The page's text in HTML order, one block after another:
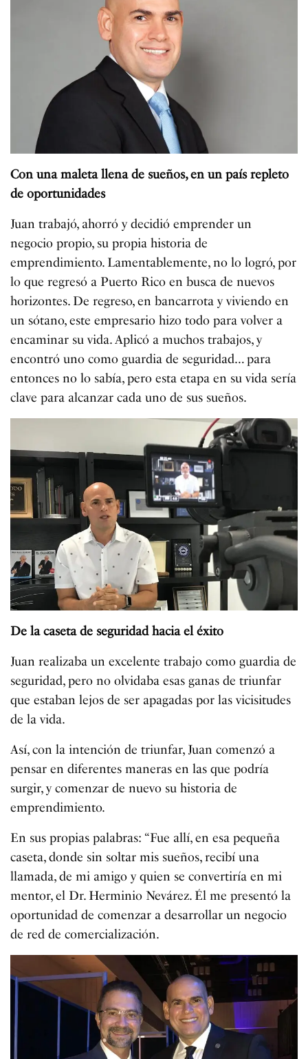
Con una maleta llena de sueños, en un país repleto
de oportunidades
Juan trabajó, ahorró y decidió emprender un
negocio propio, su propia historia de
emprendimiento. Lamentablemente, no lo logró, por
lo que regresó a Puerto Rico en busca de nuevos
horizontes. De regreso, en bancarrota y viviendo en
un sótano, este empresario hizo todo para volver a
encaminar su vida. Aplicó a muchos trabajos, y
encontró uno como guardia de seguridad… para
entonces no lo sabía, pero esta etapa en su vida sería
clave para alcanzar cada uno de sus sueños.
De la caseta de seguridad hacia el éxito
Juan realizaba un excelente trabajo como guardia de
seguridad, pero no olvidaba esas ganas de triunfar
que estaban lejos de ser apagadas por las vicisitudes
de la vida.
Así, con la intención de triunfar, Juan comenzó a
pensar en diferentes maneras en las que podría
surgir, y comenzar de nuevo su historia de
emprendimiento.
En sus propias palabras: “Fue allí, en esa pequeña
caseta, donde sin soltar mis sueños, recibí una
llamada, de mi amigo y quien se convertiría en mi
mentor, el Dr. Herminio Nevárez. Él me presentó la
oportunidad de comenzar a desarrollar un negocio
de red de comercialización.